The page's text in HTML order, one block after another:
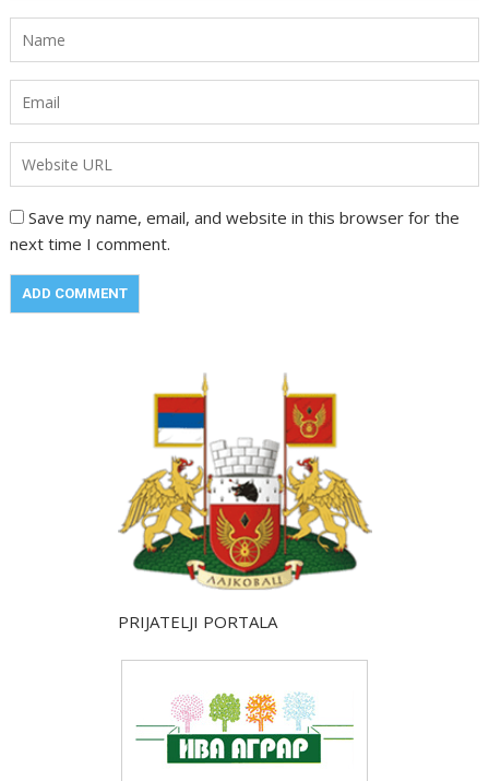
Save my name, email, and website in this browser for the
next time I comment.
PRIJATELJI PORTALA